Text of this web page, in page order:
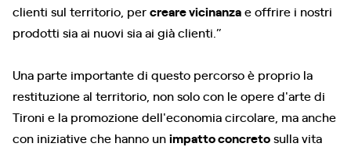
clienti sul territorio, percreare vicinanzae offrire i nostri
prodotti sia ai nuovi sia ai già clienti.”
Una parte importante di questo percorso è proprio la
restituzione al territorio, non solo con le opere d'arte di
Tironi e la promozione dell'economia circolare, ma anche
con iniziative che hanno unimpatto concretosulla vita